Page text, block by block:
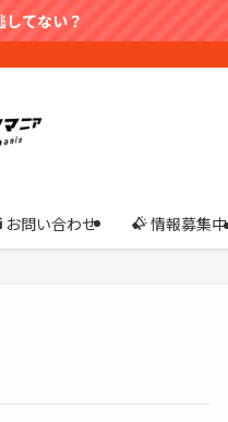
てない？
お問い合わせ 情報募集中